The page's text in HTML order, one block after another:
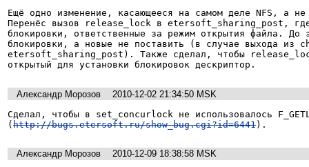
Ещё одно изменение, касающееся на самом деле NFS, а
Перенёс вызов release_lock в etersoft_sharing_post, где
блокировки, ответственные за режим открытия файла. До
блокировки, а новые не поставить (в случае выхода из
etersoft_sharing_post). Также сделал, чтобы release_lock
Александр Морозов
2010-12-02 21:34:50 MSK
Сделал, чтобы в set_concurlock не использовалось
( http://bugs.etersoft.ru/show_bug.cgi?id=6441).
Александр Морозов
2010-12-09 18:38:58 MSK